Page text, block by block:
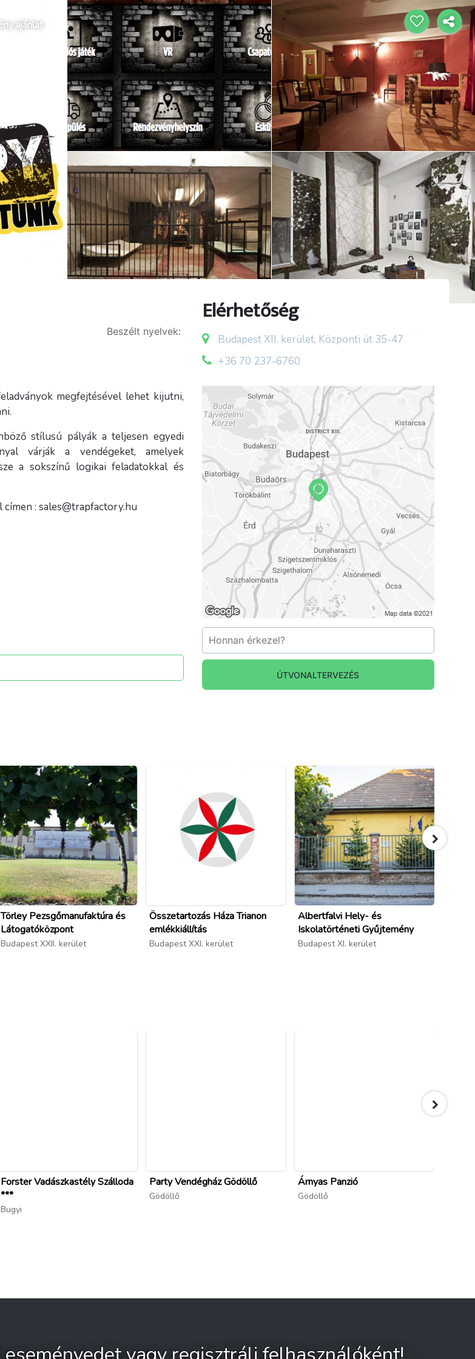
ajánlat
Beszélt nyelvek:
megfejtésével lehet kijutni,
stílusú pályák a teljesen egyedi
várják a vendégeket, amelyek
a sokszínű logikai feladatokkal és
: sales@trapfactory.hu
Elérhetőség
Budapest XII. kerület, Központi út 35-47
+36 70 237-6760
ÚTVONALTERVEZÉS
Törley Pezsgőmanufaktúra és
Látogatóközpont
Budapest XXII. kerület
Összetartozás Háza Trianon
emlékkiállítás
Budapest XXI. kerület
Albertfalvi Hely- és
Iskolatörténeti Gyűjtemény
Budapest XI. kerület
Forster Vadászkastély Szálloda
***
Bugyi
Party Vendégház Gödöllő
Gödöllő
Árnyas Panzió
Gödöllő